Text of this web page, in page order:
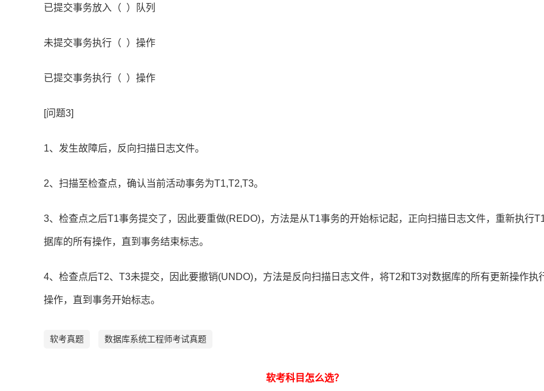
已提交事务放入（ ）队列
未提交事务执行（ ）操作
已提交事务执行（ ）操作
[问题3]
1、发生故障后，反向扫描日志文件。
2、扫描至检查点，确认当前活动事务为T1,T2,T3。
3、检查点之后T1事务提交了，因此要重做(REDO)，方法是从T1事务的开始标记起，正向扫描日志文件，重新执行
据库的所有操作，直到事务结束标志。
4、检查点后T2、T3未提交，因此要撤销(UNDO)，方法是反向扫描日志文件，将T2和T3对数据库的所有更新操作执
操作，直到事务开始标志。
软考真题 数据库系统工程师考试真题
软考科目怎么选？